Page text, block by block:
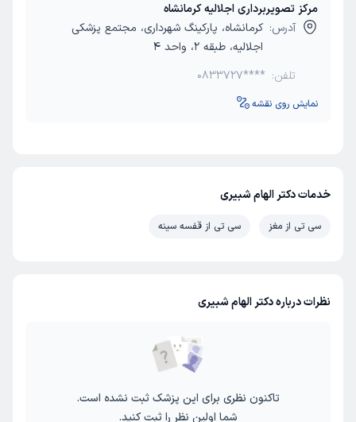
مرکز تصویربرداری اجلالیه کرمانشاه
آدرس: کرمانشاه، پارکینگ شهرداری، مجتمع پزشکی
اجلالیه، طبقه 2، واحد 4
تلفن: 0833727****
نمایش روی نقشه
خدمات دکتر الهام شبیری
سی تی از مغز سی تی از قفسه سینه
نظرات درباره دکتر الهام شبیری
تاکنون نظری برای این پزشک ثبت نشده است.
شما اولین نظر را ثبت کنید.